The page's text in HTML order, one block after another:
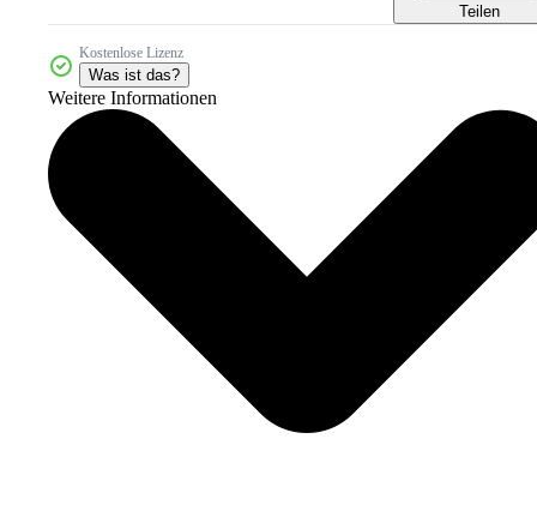
Teilen
Kostenlose Lizenz
Was ist das?
Weitere Informationen